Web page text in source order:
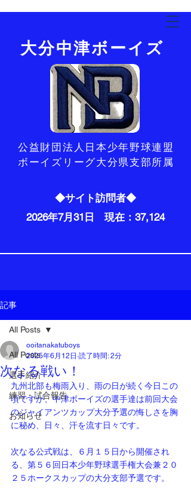
​大分中津ボーイズ
​公益財団法人日本少年野球連盟
ボーイズリーグ大分県支部所属
◆サイト訪問者◆
2026年7月31日 現在：37,124
記事
All Posts
選手紹介
練習・試合報告
お知らせ
All Posts
次なる戦い！
ooitanakatuboys
2025年6月12日 読了時間: 2分
九州北部も梅雨入り、雨の日が続く今日この
頃ですが、中津ボーイズの選手達は前回大会
のジャイアンツカップ大分予選の悔しさを胸
に秘め、日々、汗を流す日々です。
次なる公式戦は、６月１５日から開催され
る、第５６回日本少年野球選手権大会兼２０
２５ホークスカップの大分支部予選です。